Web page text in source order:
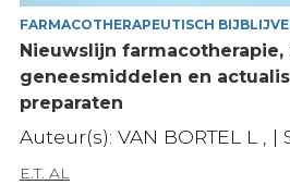
FARMACOTHERAPEUTISCH
Nieuwslijn farmacotherapie,
geneesmiddelen en
preparaten
Auteur(s): VAN BORTEL L ,
E.T. AL